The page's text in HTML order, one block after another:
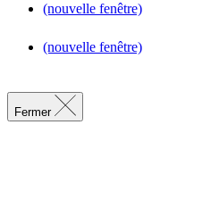
(nouvelle fenêtre)
(nouvelle fenêtre)
Fermer